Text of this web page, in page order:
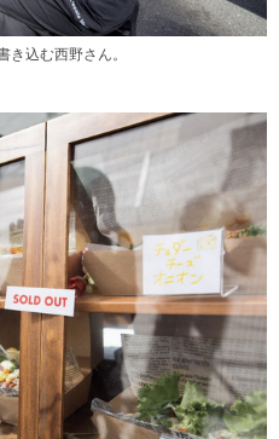
き込む西野さん。